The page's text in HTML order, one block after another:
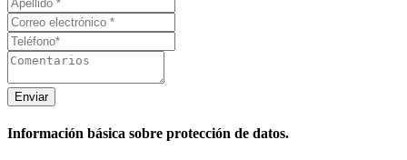
Enviar
Información básica sobre protección de datos.